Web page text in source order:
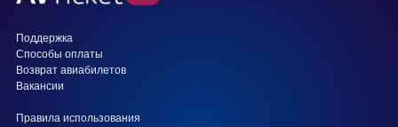
Поддержка
Способы оплаты
Возврат авиабилетов
Вакансии
Правила использования